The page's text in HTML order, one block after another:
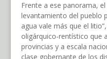
Frente a ese panorama,
levantamiento del pueblo
agua vale más que el
oligárquico-rentístico que
provincias y a escala
clase gobernante de los